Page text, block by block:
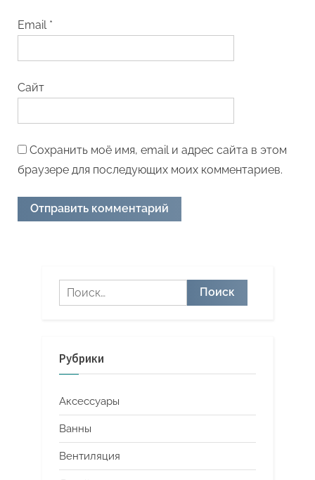
Email *
Сайт
Сохранить моё имя, email и адрес сайта в этом
браузере для последующих моих комментариев.
Найти:
Рубрики
Аксессуары
Ванны
Вентиляция